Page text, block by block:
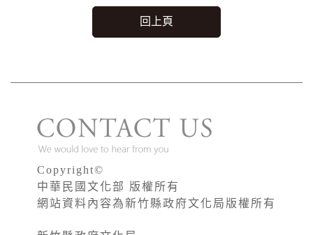
回上頁
Copyright©
中華民國文化部 版權所有
網站資料內容為新竹縣政府文化局版權所有